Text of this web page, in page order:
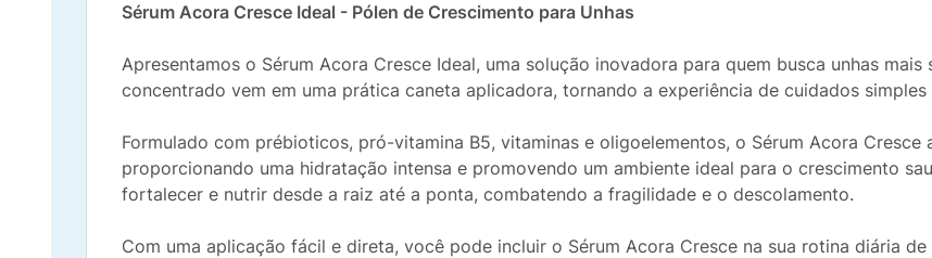
Sérum Acora Cresce Ideal - Pólen de Crescimento para Unhas
Apresentamos o Sérum Acora Cresce Ideal, uma solução inovadora para quem busca unhas
concentrado vem em uma prática caneta aplicadora, tornando a experiência de cuidados simples
Formulado com prébioticos, pró-vitamina B5, vitaminas e oligoelementos, o Sérum Acora Cresce
proporcionando uma hidratação intensa e promovendo um ambiente ideal para o crescimento
fortalecer e nutrir desde a raiz até a ponta, combatendo a fragilidade e o descolamento.
Com uma aplicação fácil e direta, você pode incluir o Sérum Acora Cresce na sua rotina diária